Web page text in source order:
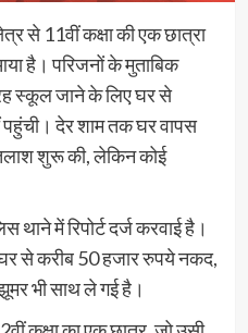
से 11वीं कक्षा की एक छात्रा
है। परिजनों के मुताबिक
स्कूल जाने के लिए घर से
देर शाम तक घर वापस
शुरू की, लेकिन कोई
में रिपोर्ट दर्ज करवाई है।
घर से करीब 50 हजार रुपये नकद,
भी साथ ले गई है।